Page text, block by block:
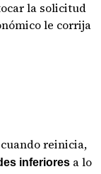
la solicitud
le corrija
reinicia,
inferiores a lo